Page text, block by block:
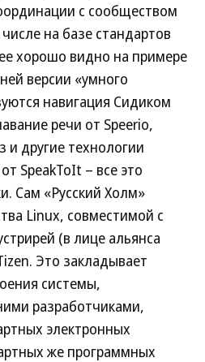
с сообществом
на базе стандартов
хорошо видно на примере
версии «умного
навигация Сидиком
речи от Speerio,
и другие технологии
SpeakToIt – все это
Сам «Русский Холм»
Linux, совместимой с
(в лице альянса
Это закладывает
системы,
разработчиками,
электронных
же программных